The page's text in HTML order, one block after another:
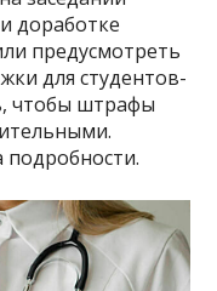
доработке
предусмотреть
для студентов-
чтобы штрафы
подробности.